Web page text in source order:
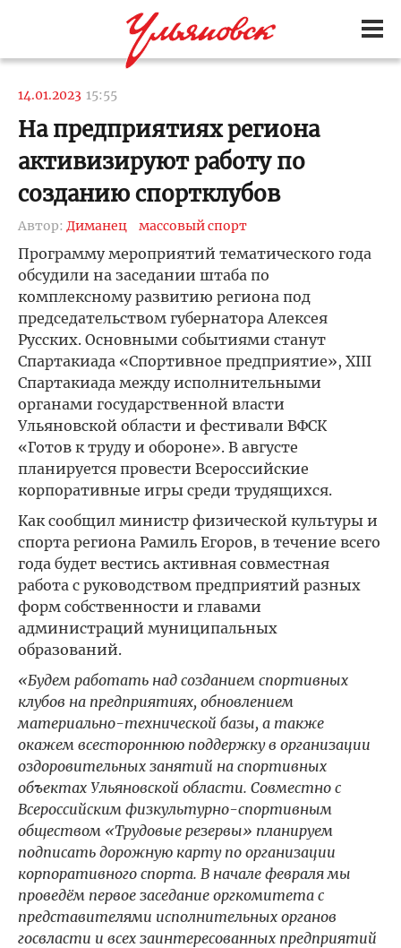
14.01.2023 15:55
На предприятиях региона
активизируют работу по
созданию спортклубов
Автор: Диманец массовый спорт
Программу мероприятий тематического года
обсудили на заседании штаба по
комплексному развитию региона под
председательством губернатора Алексея
Русских. Основными событиями станут
Спартакиада «Спортивное предприятие», XIII
Спартакиада между исполнительными
органами государственной власти
Ульяновской области и фестивали ВФСК
«Готов к труду и обороне». В августе
планируется провести Всероссийские
корпоративные игры среди трудящихся.
Как сообщил министр физической культуры и
спорта региона Рамиль Егоров, в течение всего
года будет вестись активная совместная
работа с руководством предприятий разных
форм собственности и главами
администраций муниципальных
образований.
«Будем работать над созданием спортивных
клубов на предприятиях, обновлением
материально-технической базы, а также
окажем всестороннюю поддержку в организации
оздоровительных занятий на спортивных
объектах Ульяновской области. Совместно с
Всероссийским физкультурно-спортивным
обществом «Трудовые резервы» планируем
подписать дорожную карту по организации
корпоративного спорта. В начале февраля мы
проведём первое заседание оргкомитета с
представителями исполнительных органов
госвласти и всех заинтересованных предприятий